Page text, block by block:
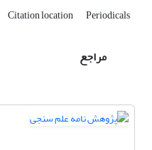
Citation location Periodicals
مراجع